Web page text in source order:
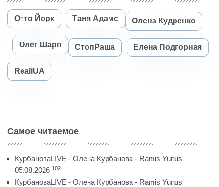
Отто Йорк Таня Адамс Олена Кудренко
Олег Шарп СтопРаша Елена Подгорная
RealiUA
Самое читаемое
КурбановаLIVE - Олена Курбанова - Ramis Yunus
05.08.2026 102
КурбановаLIVE - Олена Курбанова - Ramis Yunus